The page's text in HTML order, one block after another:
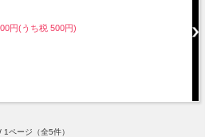
円(うち税 500円)
1ページ （全5件）